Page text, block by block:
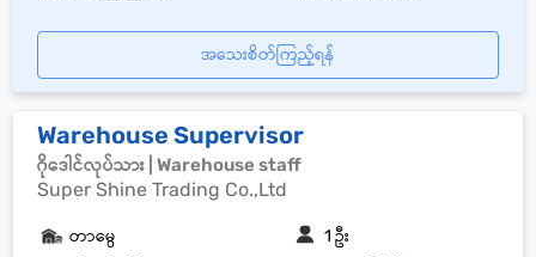
အသေးစိတ်ကြည့်ရန်
Warehouse Supervisor
ဂိုဒေါင်လုပ်သား | Warehouse staff
Super Shine Trading Co.,Ltd
တာမွေ 1 ဦး